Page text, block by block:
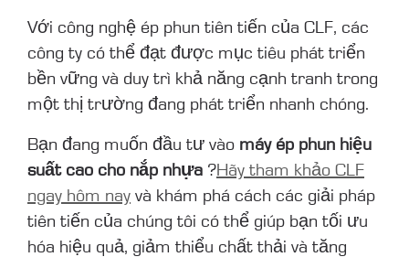
Với công nghệ ép phun tiên tiến của CLF, các
công ty có thể đạt được mục tiêu phát triển
bền vững và duy trì khả năng cạnh tranh trong
một thị trường đang phát triển nhanh chóng.
Bạn đang muốn đầu tư vào máy ép phun hiệu
suất cao cho nắp nhựa ?Hãy tham khảo CLF
ngay hôm nay và khám phá cách các giải pháp
tiên tiến của chúng tôi có thể giúp bạn tối ưu
hóa hiệu quả, giảm thiểu chất thải và tăng